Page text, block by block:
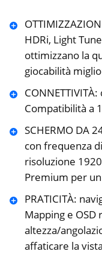
HDRi, Light
ottimizzano la
giocabilità
Compatibilità a
SCHERMO DA
con frequenza
risoluzione
Premium per
PRATICITÀ:
Mapping e
altezza/
affaticare la vista